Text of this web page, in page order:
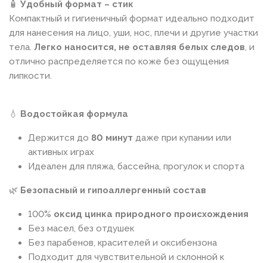
🧴 Удобный формат – стик
Компактный и гигиеничный формат идеально подходит
для нанесения на лицо, уши, нос, плечи и другие участки
тела. Легко наносится, не оставляя белых следов, и
отлично распределяется по коже без ощущения
липкости.
💧 Водостойкая формула
Держится до 80 минут даже при купании или
активных играх
Идеален для пляжа, бассейна, прогулок и спорта
🌿 Безопасный и гипоаллергенный состав
100% оксид цинка природного происхождения
Без масел, без отдушек
Без парабенов, красителей и оксибензона
Подходит для чувствительной и склонной к